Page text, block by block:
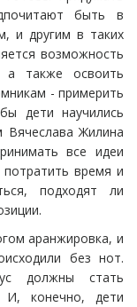
быть в
и другим в таких
возможность
а также освоить
- примерить
дети научились
Вячеслава Жилина
все идеи
время и
подходят ли
аранжировка, и
без нот.
должны стать
И, конечно, дети